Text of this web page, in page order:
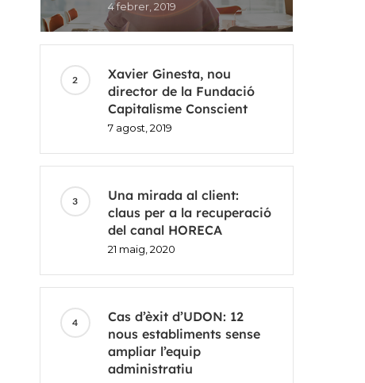
4 febrer, 2019
Xavier Ginesta, nou
director de la Fundació
Capitalisme Conscient
7 agost, 2019
Una mirada al client:
claus per a la recuperació
del canal HORECA
21 maig, 2020
Cas d’èxit d’UDON: 12
nous establiments sense
ampliar l’equip
administratiu